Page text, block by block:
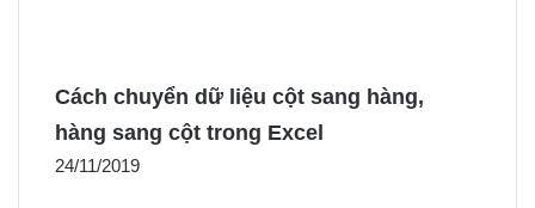
Cách chuyển dữ liệu cột sang hàng,
hàng sang cột trong Excel
24/11/2019